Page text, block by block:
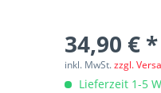
34,90 € *
inkl. MwSt.zzgl.
Lieferzeit 1-5